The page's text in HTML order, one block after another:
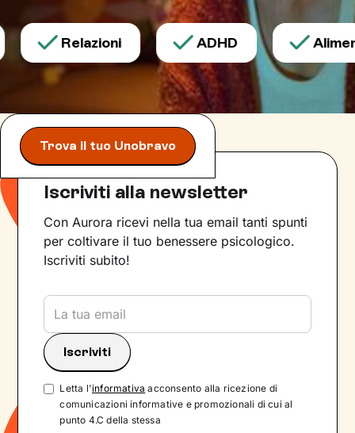
Relazioni ADHD
Trova il tuo Unobravo
Iscriviti alla newsletter
Con Aurora ricevi nella tua email tanti spunti
per coltivare il tuo benessere psicologico.
Iscriviti subito!
Letta l'informativa acconsento alla ricezione di
comunicazioni informative e promozionali di cui al
punto 4.C della stessa